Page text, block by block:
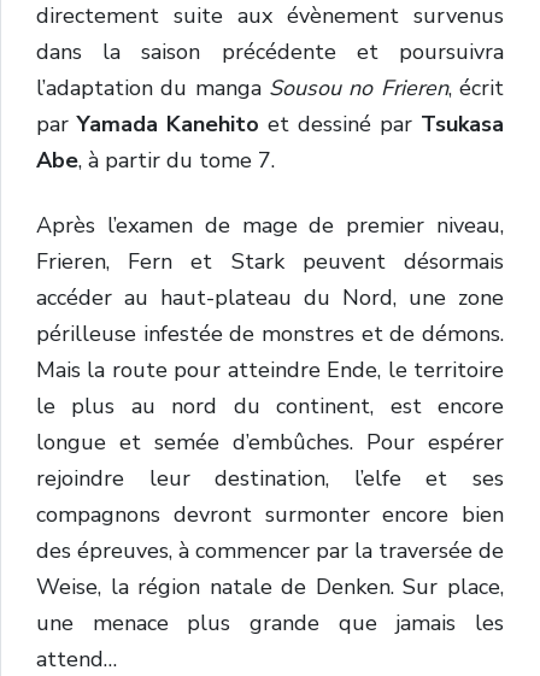
directement suite aux évènement survenus
dans la saison précédente et poursuivra
l’adaptation du manga Sousou no Frieren, écrit
parYamada Kanehito et dessiné par Tsukasa
Abe, à partir du tome 7.
Après l’examen de mage de premier niveau,
Frieren, Fern et Stark peuvent désormais
accéder au haut-plateau du Nord, une zone
périlleuse infestée de monstres et de démons.
Mais la route pour atteindre Ende, le territoire
le plus au nord du continent, est encore
longue et semée d’embûches. Pour espérer
rejoindre leur destination, l’elfe et ses
compagnons devront surmonter encore bien
des épreuves, à commencer par la traversée de
Weise, la région natale de Denken. Sur place,
une menace plus grande que jamais les
attend…